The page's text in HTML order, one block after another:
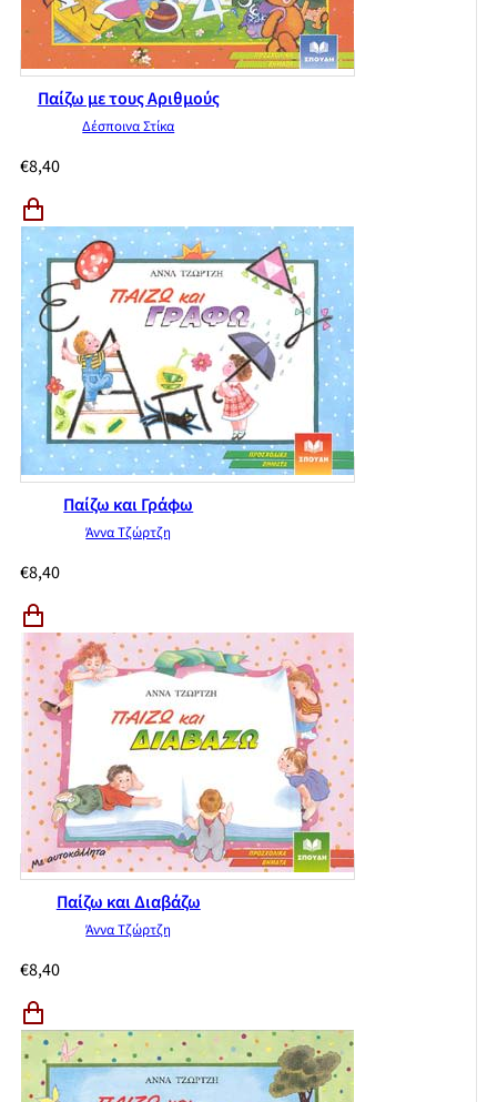
Παίζω με τους Αριθμούς
Δέσποινα Στίκα
€8,40
Παίζω και Γράφω
Άννα Τζώρτζη
€8,40
Παίζω και Διαβάζω
Άννα Τζώρτζη
€8,40